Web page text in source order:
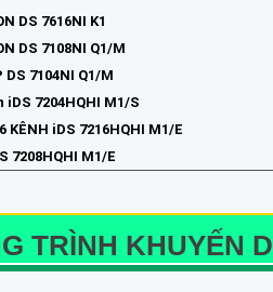
DS 7616NI K1
DS 7108NI Q1/M
7104NI Q1/M
7204HQHI M1/S
KÊNH iDS 7216HQHI M1/E
7208HQHI M1/E
TRÌNH KHUYẾN